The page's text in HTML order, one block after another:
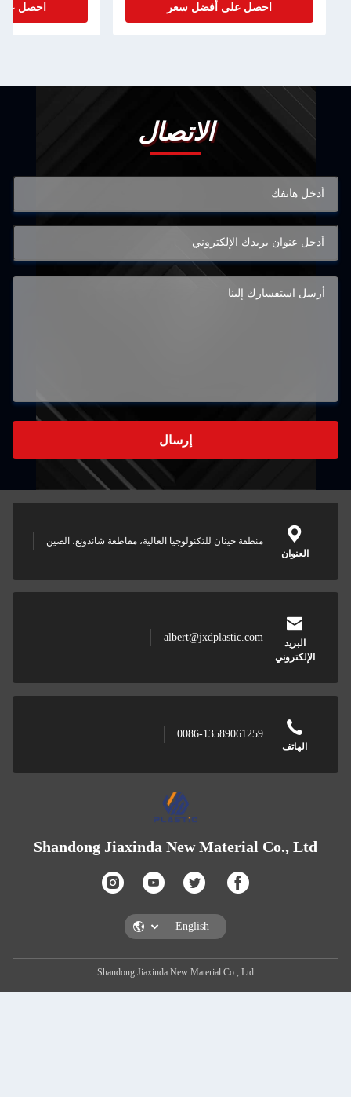
احصل على أفضل سعر احصل على
الاتصال
منطقة جينان للتكنولوجيا العالية، مقاطعة شاندونغ، الصين
albert@jxdplastic.com
0086-13589061259
Shandong Jiaxinda New Material Co.,
Shandong Jiaxinda New Material Co., Ltd